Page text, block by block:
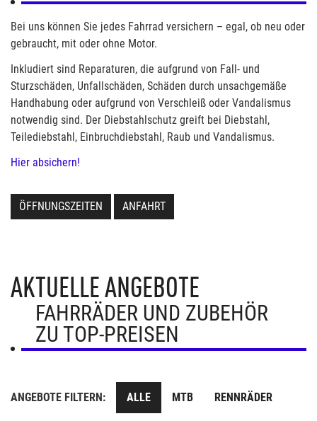
Bei uns können Sie jedes Fahrrad versichern – egal, ob neu oder
gebraucht, mit oder ohne Motor.
Inkludiert sind Reparaturen, die aufgrund von Fall- und
Sturzschäden, Unfallschäden, Schäden durch unsachgemäße
Handhabung oder aufgrund von Verschleiß oder Vandalismus
notwendig sind. Der Diebstahlschutz greift bei Diebstahl,
Teilediebstahl, Einbruchdiebstahl, Raub und Vandalismus.
Hier absichern!
ÖFFNUNGSZEITEN ANFAHRT
AKTUELLE ANGEBOTE
FAHRRÄDER UND ZUBEHÖR
ZU TOP-PREISEN
ANGEBOTE FILTERN: ALLE MTB RENNRÄDER